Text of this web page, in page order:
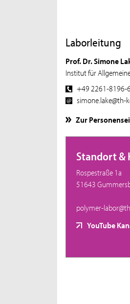
Laborleitung
Prof. Dr. Simone
Institut für
+49 2261-8196-
simone.lake@th-
Zur
Standort &
Rospestraße 1a
51643
polymer-
YouTube